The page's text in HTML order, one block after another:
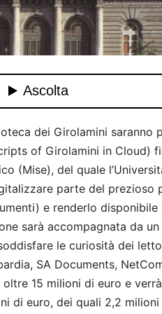
dei Girolamini saranno
of Girolamini in Cloud)
(Mise), del quale
parte del prezioso
e renderlo disponibile
sarà accompagnata da
le curiosità dei
SA Documents,
oltre 15 milioni di euro e
di euro, dei quali 2,2 milioni